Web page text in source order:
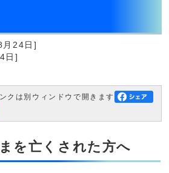
月24日]
日]
クは別ウィンドウで開きます
を亡くされた方へ